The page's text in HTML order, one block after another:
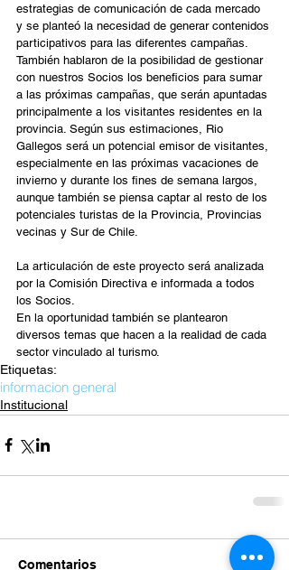
estrategias de comunicación de cada mercado
y se planteó la necesidad de generar contenidos
participativos para las diferentes campañas.
También hablaron de la posibilidad de gestionar
con nuestros Socios los beneficios para sumar
a las próximas campañas, que serán apuntadas
principalmente a los visitantes residentes en la
provincia. Según sus estimaciones, Rio
Gallegos será un potencial emisor de visitantes,
especialmente en las próximas vacaciones de
invierno y durante los fines de semana largos,
aunque también se piensa captar al resto de los
potenciales turistas de la Provincia, Provincias
vecinas y Sur de Chile.
La articulación de este proyecto será analizada
por la Comisión Directiva e informada a todos
los Socios.
En la oportunidad también se plantearon
diversos temas que hacen a la realidad de cada
sector vinculado al turismo.
Etiquetas:
informacion general
Institucional
Comentarios